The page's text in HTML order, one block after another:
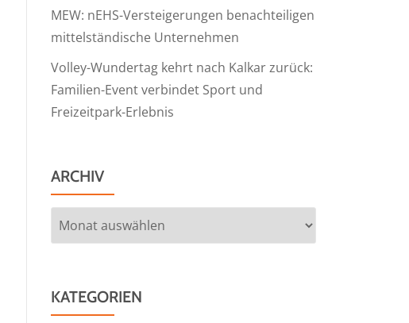
MEW: nEHS-Versteigerungen benachteiligen
mittelständische Unternehmen
Volley-Wundertag kehrt nach Kalkar zurück:
Familien-Event verbindet Sport und
Freizeitpark-Erlebnis
ARCHIV
Archiv
KATEGORIEN